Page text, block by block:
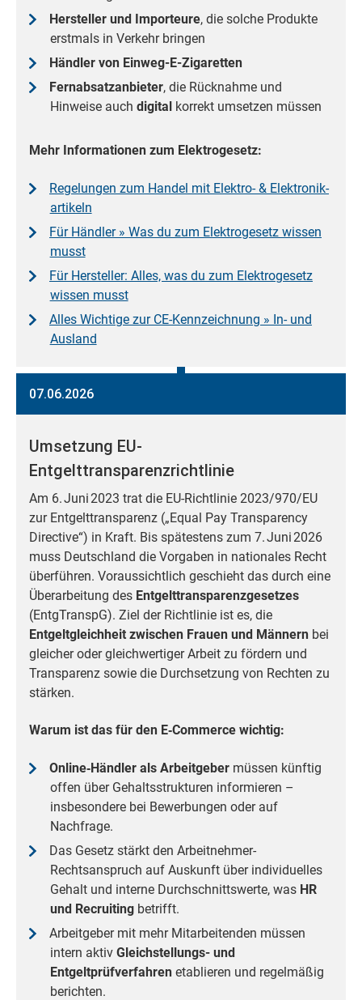
Hersteller und Importeure, die solche Produkte
erstmals in Verkehr bringen
Händler von Einweg-E-Zigaretten
Fernabsatzanbieter, die Rücknahme und
Hinweise auch digital korrekt umsetzen müssen
Mehr Informationen zum Elektrogesetz:
Regelungen zum Handel mit Elektro- & Elektronik­
artikeln
Für Händler » Was du zum Elektrogesetz wissen
musst
Für Hersteller: Alles, was du zum Elektrogesetz
wissen musst
Alles Wichtige zur CE-Kennzeichnung » In- und
Ausland
07.06.2026
Umsetzung EU-
Entgelttransparenzrichtlinie
Am 6. Juni 2023 trat die EU-Richtlinie 2023/970/EU
zur Entgelttransparenz („Equal Pay Transparency
Directive“) in Kraft. Bis spätestens zum 7. Juni 2026
muss Deutschland die Vorgaben in nationales Recht
überführen. Voraussichtlich geschieht das durch eine
Überarbeitung des Entgelttransparenzgesetzes
(EntgTranspG). Ziel der Richtlinie ist es, die
Entgeltgleichheit zwischen Frauen und Männern bei
gleicher oder gleichwertiger Arbeit zu fördern und
Transparenz sowie die Durchsetzung von Rechten zu
stärken.
Warum ist das für den E‑Commerce wichtig:
Online‑Händler als Arbeitgeber müssen künftig
offen über Gehaltsstrukturen informieren –
insbesondere bei Bewerbungen oder auf
Nachfrage.
Das Gesetz stärkt den Arbeitnehmer-
Rechtsanspruch auf Auskunft über individuelles
Gehalt und interne Durchschnittswerte, was HR
und Recruitingbetrifft.
Arbeitgeber mit mehr Mitarbeitenden müssen
intern aktiv Gleichstellungs- und
Entgeltprüfverfahrenetablieren und regelmäßig
berichten.